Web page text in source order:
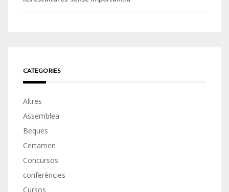
CATEGORIES
Altres
Assemblea
Beques
Certamen
Concursos
conferències
Cursos